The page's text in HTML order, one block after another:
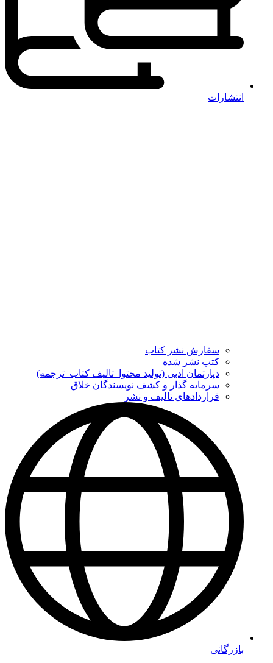
انتشارات
سفارش نشر کتاب
کتب نشر شده
دپارتمان ادبی (تولید محتوا_تالیف کتاب_ترجمه)
سرمایه گذار و کشف نویسندگان خلاق
قراردادهای تالیف و نشر
بازرگانی